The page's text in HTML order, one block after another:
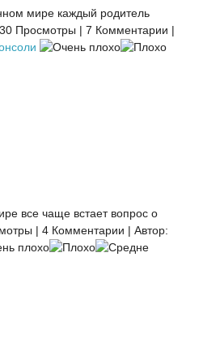
мире каждый родитель
Просмотры | 7 Комментарии |
все чаще встает вопрос о
| 4 Комментарии | Автор: